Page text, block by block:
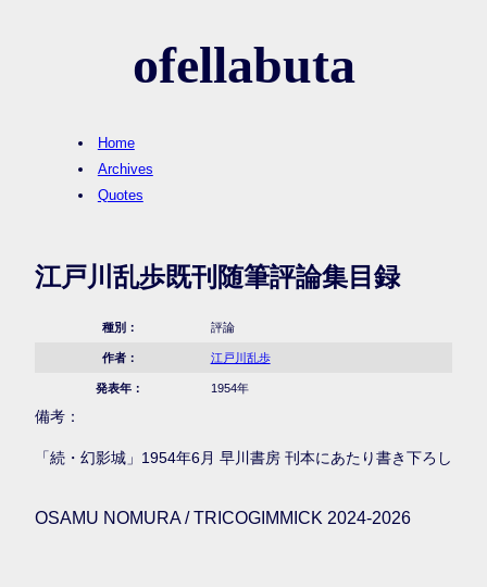
ofellabuta
Home
Archives
Quotes
江戸川乱歩既刊随筆評論集目録
種別： 評論
作者： 江戸川乱歩
発表年： 1954年
備考：
「続・幻影城」1954年6月 早川書房 刊本にあたり書き下ろし
OSAMU NOMURA / TRICOGIMMICK 2024-2026